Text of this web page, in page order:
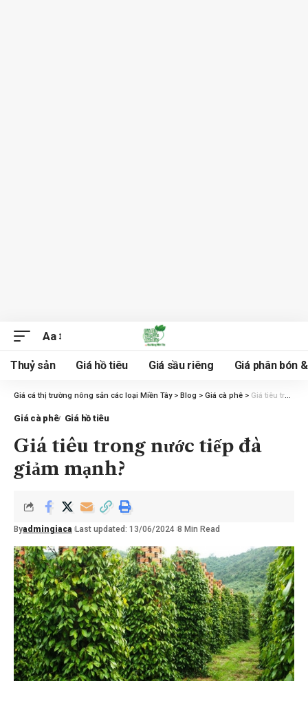
Aa
Thuỷ sản Giá hồ tiêu Giá sầu riêng Giá phân bón
Giá cá thị trường nông sản các loại Miền Tây> Blog > Giá cà phê > Giá tiêu trong nước tiếp đà giảm mạnh?
Giá cà phê Giá hồ tiêu
Giá tiêu trong nước tiếp đà
giảm mạnh?
Byadmingiaca Last updated: 13/06/2024 8 Min Read